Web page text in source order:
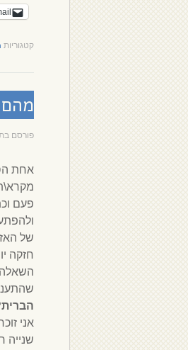
קטגוריות
פורסם
אחת
פעם
של
חזקה
אני
שנייה